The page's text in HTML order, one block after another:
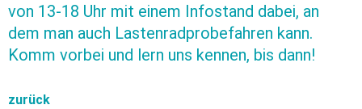
von 13-18 Uhr mit einem Infostand dabei, an
dem man auch Lastenradprobefahren kann.
Komm vorbei und lern uns kennen, bis dann!
zurück